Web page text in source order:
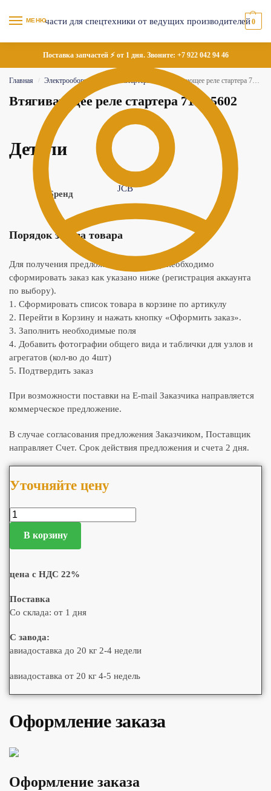
МЕНЮ 0
Поставка запчастей ⚡ от 1 дня. Звоните: +7 922 042 94 46
Главная / Электрооборудование Стартеры Втягивающее реле стартера 714/35602
Втягивающее реле стартера 714/35602
Детали
Бренд
JCB
Порядок заказа товара
Для получения предложения по товару необходимо
сформировать заказ как указано ниже (регистрация аккаунта
по выбору).
1. Сформировать список товара в корзине по артикулу
2. Перейти в Корзину и нажать кнопку «Оформить заказ».
3. Заполнить необходимые поля
4. Добавить фотографии общего вида и таблички для узлов и
агрегатов (кол-во до 4шт)
5. Подтвердить заказ
При возможности поставки на E-mail Заказчика направляется
коммерческое предложение.
В случае согласования предложения Заказчиком, Поставщик
направляет Счет. Срок действия предложения и счета 2 дня.
Уточняйте цену
В корзину
цена с НДС 22%
Поставка
Со склада: от 1 дня
С завода:
авиадоставка до 20 кг 2-4 недели
авиадоставка от 20 кг 4-5 недель
Оформление заказа
Оформление заказа